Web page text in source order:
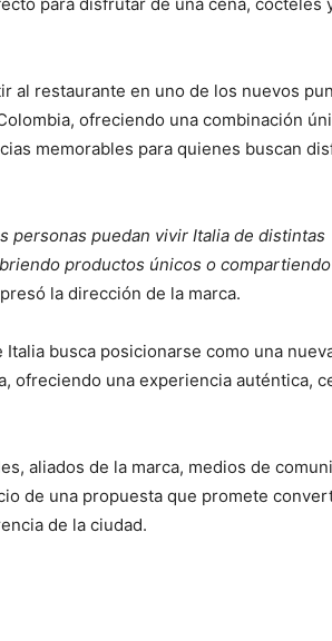
al restaurante en uno de los nuevos
ofreciendo una combinación
memorables para quienes buscan
personas puedan vivir Italia de distintas
productos únicos o compartiendo
la dirección de la marca.
busca posicionarse como una
ofreciendo una experiencia auténtica,
aliados de la marca, medios de
de una propuesta que promete
de la ciudad.